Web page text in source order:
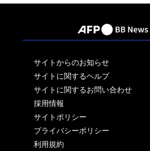
サイトからのお知らせ
サイトに関するヘルプ
サイトに関するお問い合わせ
採用情報
サイトポリシー
プライバシーポリシー
利用規約